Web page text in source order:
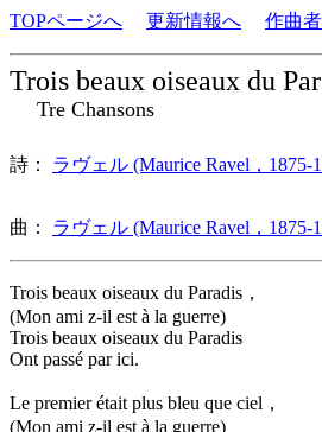
TOPページへ 更新情報へ 作曲
Trois beaux oiseaux du
Tre Chansons
詩： ラヴェル (Maurice Ravel，1875-
曲： ラヴェル (Maurice Ravel，1875-
Trois beaux oiseaux du Paradis，
(Mon ami z-il est à la guerre)
Trois beaux oiseaux du Paradis
Ont passé par ici.
Le premier était plus bleu que ciel，
(Mon ami z-il est à la guerre)